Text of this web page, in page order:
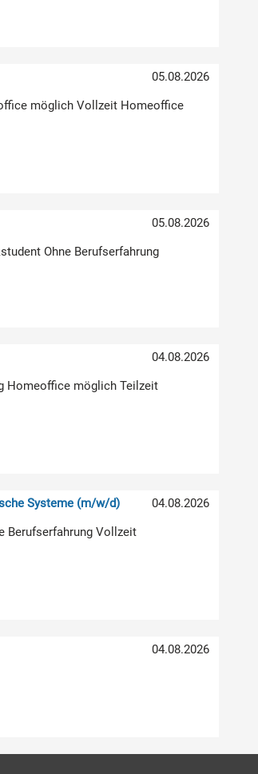
05.08.2026
möglich Vollzeit Homeoffice
05.08.2026
Ohne Berufserfahrung
04.08.2026
Homeoffice möglich Teilzeit
04.08.2026
Systeme (m/w/d)
Berufserfahrung Vollzeit
04.08.2026